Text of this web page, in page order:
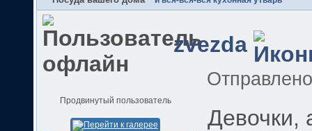
zvezda
Продвинутый пользователь
Девочки,